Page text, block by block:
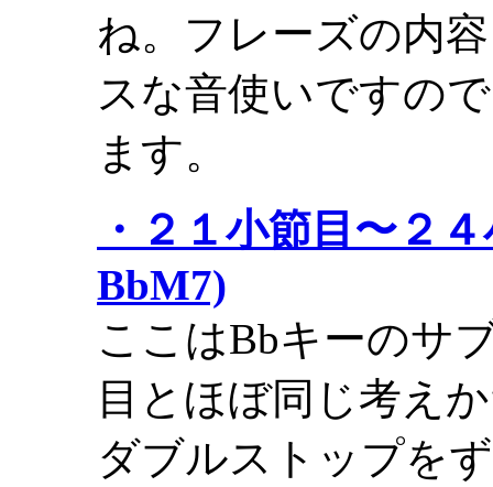
ね。フレーズの内
スな音使いですの
ます。
・２１小節目〜２
BbM7)
ここはBbキーのサ
目とほぼ同じ考え
ダブルストップを